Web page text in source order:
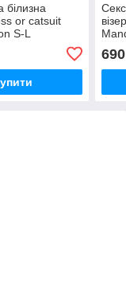
білизна
or catsuit
S-L
S-L
690